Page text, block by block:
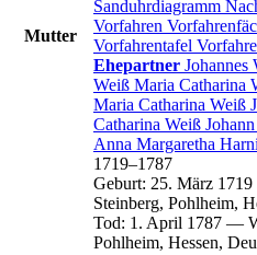
Mutter
Sanduhrdiagramm
Vorfahren
Vorfahrentafel
Ehepartner Johannes
Weiß Maria Catharina
Maria Catharina Weiß
Catharina Weiß
Anna Margaretha
1719–1787
Geburt: 25. März 1719
Steinberg, Pohlheim,
Tod: 1. April 1787 —
Pohlheim, Hessen,